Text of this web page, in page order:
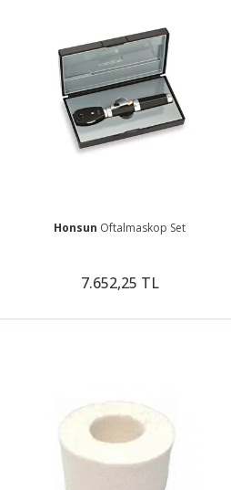
Honsun Oftalmaskop Set
7.652,25 TL